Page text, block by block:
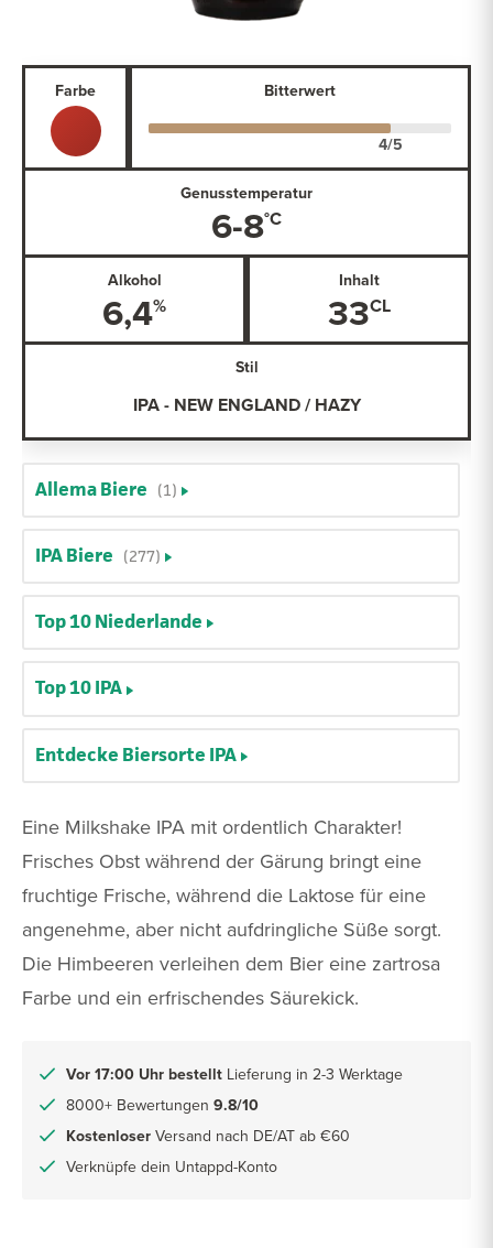
Eine Milkshake IPA mit ordentlich Charakter!
Frisches Obst während der Gärung bringt eine
fruchtige Frische, während die Laktose für eine
angenehme, aber nicht aufdringliche Süße sorgt.
Die Himbeeren verleihen dem Bier eine zartrosa
Farbe und ein erfrischendes Säurekick.
Vor 17:00 Uhr bestellt Lieferung in 2-3 Werktage
8000+ Bewertungen 9.8/10
Kostenloser Versand nach DE/AT ab €60
Verknüpfe dein Untappd-Konto
Farbe Bitterwert
Genusstemperatur
6-8
Alkohol
6,4
Inhalt
33
Stil
IPA - NEW ENGLAND / HAZY
Allema Biere (1)
IPA Biere (277)
Top 10 Niederlande
Top 10 IPA
Entdecke Biersorte IPA